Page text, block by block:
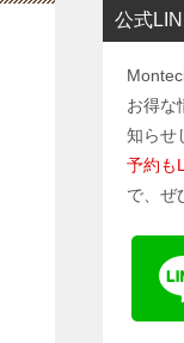
公式
お得な
知らせ
予約も
で、ぜ